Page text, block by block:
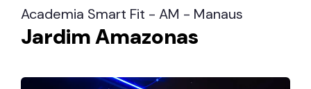
Academia Smart Fit - AM - Manaus
Jardim Amazonas